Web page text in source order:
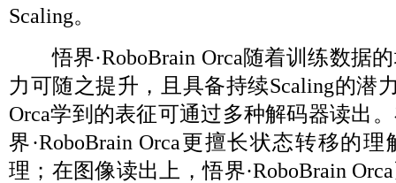
Scaling。
悟界·RoboBrain Orca随着训练数据
力可随之提升，且具备持续Scaling的潜
Orca学到的表征可通过多种解码器读出
界·RoboBrain Orca更擅长状态转移的
理；在图像读出上，悟界·RoboBrain